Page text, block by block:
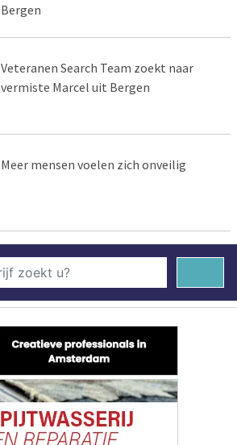
Bergen
Veteranen Search Team zoekt naar
vermiste Marcel uit Bergen
Meer mensen voelen zich onveilig